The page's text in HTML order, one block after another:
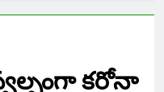
కరోనా